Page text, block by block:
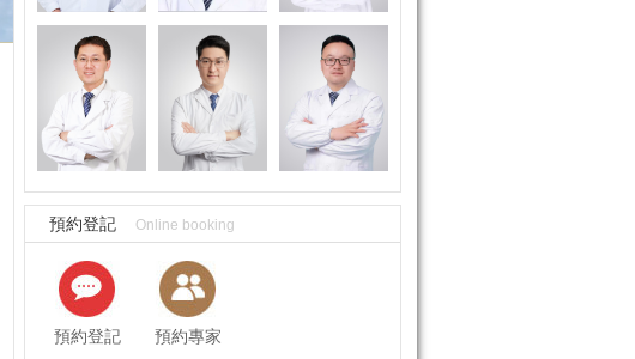
預約登記 Online booking
預約登記 預約專家